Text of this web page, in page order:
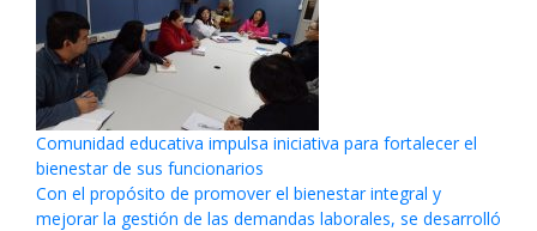
Comunidad educativa impulsa iniciativa para fortalecer el
bienestar de sus funcionarios
Con el propósito de promover el bienestar integral y
mejorar la gestión de las demandas laborales, se desarrolló